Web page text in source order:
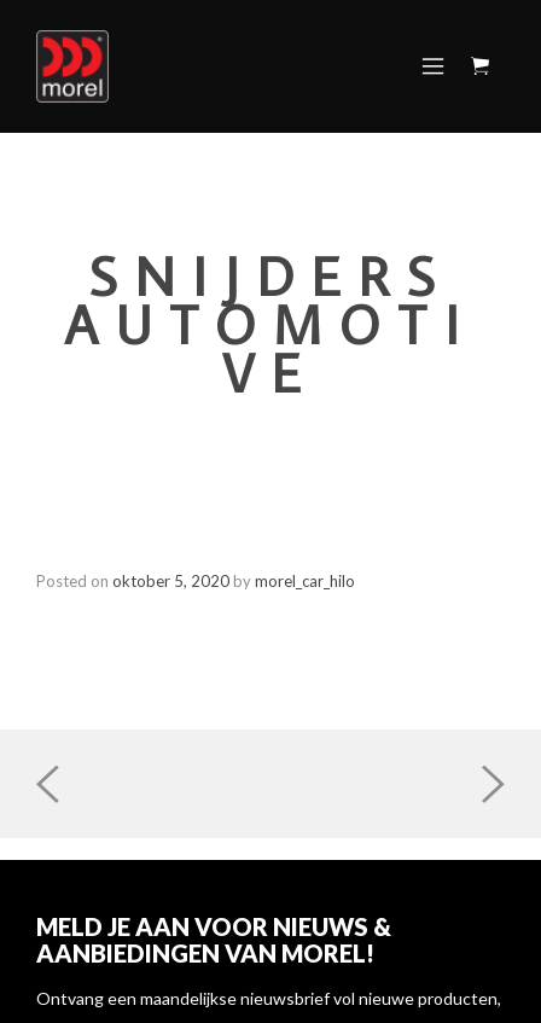
SNIJDERS
AUTOMOTI
VE
Posted on oktober 5, 2020 bymorel_car_hilo
POST
NAVIGATION
MELD JE AAN VOOR NIEUWS &
AANBIEDINGEN VAN MOREL!
Ontvang een maandelijkse nieuwsbrief vol nieuwe producten,